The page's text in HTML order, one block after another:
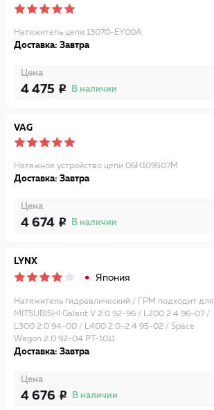
Натяжитель цепи 13070-EY00A
Доставка: Завтра
Цена
4 475 В наличии
VAG
Натяжное устройство цепи 06H109507M
Доставка: Завтра
Цена
4 674 В наличии
LYNX
Япония
Натяжитель гидравлический / ГРМ подходит для
MITSUBISHI Galant V 2.0 92-96 / L200 2.4 96-07 /
L300 2.0 94-00 / L400 2.0-2.4 95-02 / Space
Wagon 2.0 92-04 PT-1011
Доставка: Завтра
Цена
4 676 В наличии